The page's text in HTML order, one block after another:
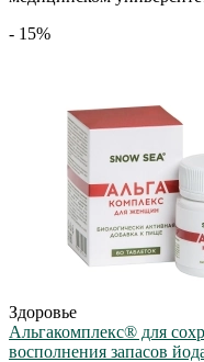
- 15%
Здоровье
Альгакомплекс® для
восполнения запасов